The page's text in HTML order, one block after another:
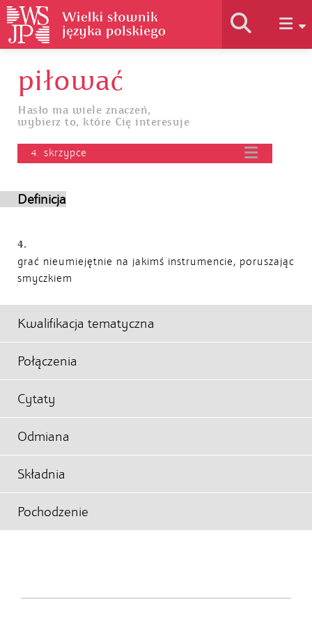
Historia słownika
Jak korzystać
piłować
Hasło ma wiele znaczeń,
wybierz to, które Cię interesuje
4. skrzypce
Definicja
4.
grać nieumiejętnie na jakimś instrumencie, poruszając
smyczkiem
Kwalifikacja tematyczna
Połączenia
Cytaty
Odmiana
Składnia
Pochodzenie